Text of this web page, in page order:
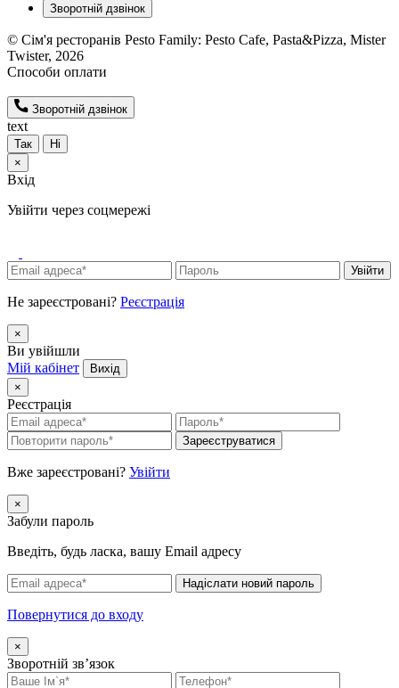
Зворотній дзвінок
© Сім'я ресторанів Pesto Family: Pesto Cafe, Pasta&Pizza, Mister
Twister, 2026
Способи оплати
Зворотній дзвінок
text
Так
Ні
×
Вхід
Увійти через соцмережі
Увійти
Не зареєстровані? Реєстрація
×
Ви увійшли
Мій кабінет
Вихід
×
Реєстрація
Зареєструватися
Вже зареєстровані? Увійти
×
Забули пароль
Введіть, будь ласка, вашу Email адресу
Надіслати новий пароль
Повернутися до входу
×
Зворотній зв’язок